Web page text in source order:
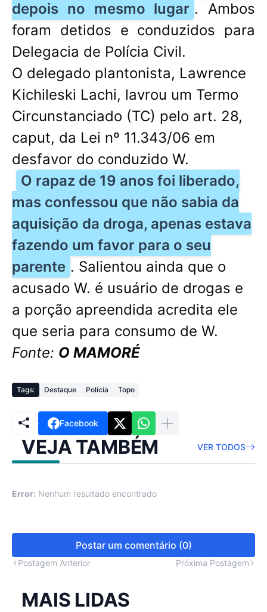
depois no mesmo lugar . Ambos
foram detidos e conduzidos para
Delegacia de Polícia Civil.
O delegado plantonista, Lawrence
Kichileski Lachi, lavrou um Termo
Circunstanciado (TC) pelo art. 28,
caput, da Lei nº 11.343/06 em
desfavor do conduzido W.
O rapaz de 19 anos foi liberado,
mas confessou que não sabia da
aquisição da droga, apenas estava
fazendo um favor para o seu
parente . Salientou ainda que o
acusado W. é usuário de drogas e
a porção apreendida acredita ele
que seria para consumo de W.
Fonte: O MAMORÉ
Tags: Destaque Polícia Topo
Facebook
VEJA TAMBÉM VER TODOS
Error: Nenhum resultado encontrado
Postar um comentário (0)
Postagem Anterior Próxima Postagem
MAIS LIDAS